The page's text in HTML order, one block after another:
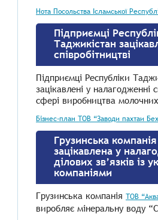
Нота Посольства Ісламської
Підприємці
Таджикістан
співробітництві
Підприємці Республіки
зацікавлені у налагодженні
сфері виробництва
Бізнес-план ТОВ “Заводи пахтаи
Грузинська компанія
зацікавлена у
ділових зв’язків із
компаніями
Грузинська компанія ТОВ
виробляє мінеральну воду